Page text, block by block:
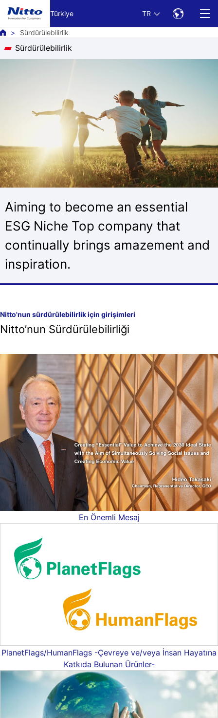
Ana metne git
Türkiye TR
Sürdürülebilirlik
Aiming to become an essential
ESG Niche Top company that
continually brings amazement and
inspiration.
Sürdürülebilirlik
Nitto’nun Sürdürülebilirliği
Nitto'nun sürdürülebilirlik için girişimleri
En Önemli Mesaj
PlanetFlags/HumanFlags -Çevreye ve/veya İnsan Hayatına
Katkıda Bulunan Ürünler-